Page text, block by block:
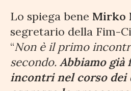
Lo spiega bene Mirko
segretario della Fim-
“Non è il primo
secondo. Abbiamo
incontri nel corso dei